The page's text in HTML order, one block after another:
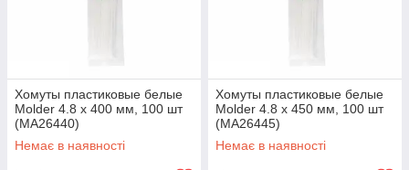
Хомуты пластиковые белые
Molder 4.8 x 400 мм, 100 шт
(MA26440)
Немає в наявності
Хомуты пластиковые белые
Molder 4.8 x 450 мм, 100 шт
(MA26445)
Немає в наявності